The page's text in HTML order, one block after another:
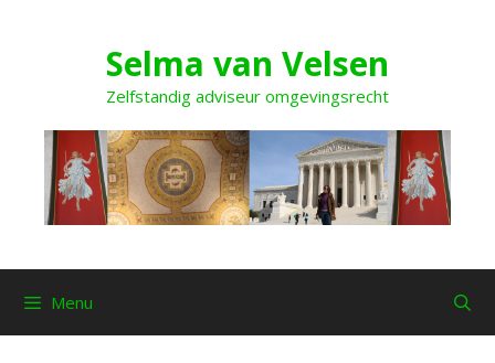
Selma van Velsen
Zelfstandig adviseur omgevingsrecht
Menu